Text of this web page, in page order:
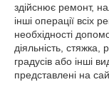
здійснює ремонт,
інші операції всіх
необхідності
діяльність, стяжка,
градусів або інші
представлені на